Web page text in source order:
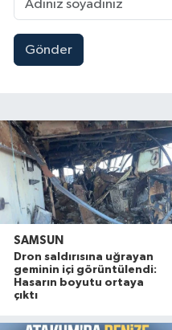
Gönder
SAMSUN
Dron saldırısına uğrayan
geminin içi görüntülendi:
Hasarın boyutu ortaya
çıktı